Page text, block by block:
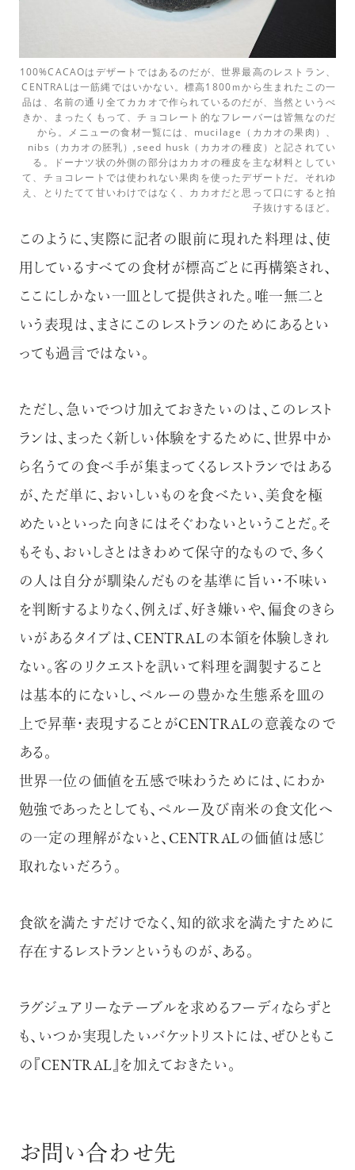
100%CACAOはデザートではあるのだが、世界最高のレストラン、
CENTRALは一筋縄ではいかない。標高1800ｍから生まれたこの一
品は、名前の通り全てカカオで作られているのだが、当然というべ
きか、まったくもって、チョコレート的なフレーバーは皆無なのだ
から。メニューの食材一覧には、mucilage（カカオの果肉）、
nibs（カカオの胚乳）,seed husk（カカオの種皮）と記されてい
る。ドーナツ状の外側の部分はカカオの種皮を主な材料としてい
て、チョコレートでは使われない果肉を使ったデザートだ。それゆ
え、とりたてて甘いわけではなく、カカオだと思って口にすると拍
子抜けするほど。
このように、実際に記者の眼前に現れた料理は、使
用しているすべての食材が標高ごとに再構築され、
ここにしかない一皿として提供された。唯一無二と
いう表現は、まさにこのレストランのためにあるとい
っても過言ではない。
ただし、急いでつけ加えておきたいのは、このレスト
ランは、まったく新しい体験をするために、世界中か
ら名うての食べ手が集まってくるレストランではある
が、ただ単に、おいしいものを食べたい、美食を極
めたいといった向きにはそぐわないということだ。そ
もそも、おいしさとはきわめて保守的なもので、多く
の人は自分が馴染んだものを基準に旨い・不味い
を判断するよりなく、例えば、好き嫌いや、偏食のきら
いがあるタイプは、CENTRALの本領を体験しきれ
ない。客のリクエストを訊いて料理を調製すること
は基本的にないし、ペルーの豊かな生態系を皿の
上で昇華・表現することがCENTRALの意義なので
ある。
世界一位の価値を五感で味わうためには、にわか
勉強であったとしても、ペルー及び南米の食文化へ
の一定の理解がないと、CENTRALの価値は感じ
取れないだろう。
食欲を満たすだけでなく、知的欲求を満たすために
存在するレストランというものが、ある。
ラグジュアリーなテーブルを求めるフーディならずと
も、いつか実現したいバケットリストには、ぜひともこ
の『CENTRAL』を加えておきたい。
お問い合わせ先